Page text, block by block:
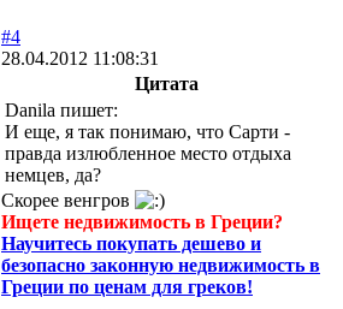
#4
28.04.2012 11:08:31
Цитата
Danila пишет:
И еще, я так понимаю, что Сарти -
правда излюбленное место отдыха
немцев, да?
Скорее венгров
Ищете недвижимость в Греции?
Научитесь покупать дешево и
безопасно законную недвижимость в
Греции по ценам для греков!